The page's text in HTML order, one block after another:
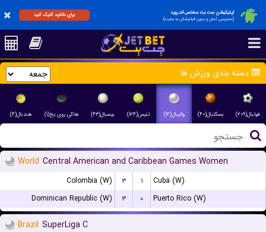
اپلیکیشن جت بت مختص اندروید
(دسترسی آسان و بدون فیلترشکن به سایت)
برای دانلود کلیک کنید
دسته بندی ورزش ها
فوتبال(۲۰۹) بسکتبال(۴۰) والیبال(۱۴) تنیس(۱۲۴) بیسبال(۴۳) هاکی روی یخ(۱) هندبال(۴)
World Central American and Caribbean Games Women
Colombia (W) ۳ ۱
Cuba (W)
Dominican Republic (W)
۳ ۰ Puerto Rico (W)
Brazil SuperLiga C